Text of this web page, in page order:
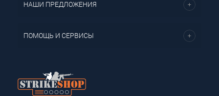
НАШИ ПРЕДЛОЖЕНИЯ
ПОМОЩЬ И СЕРВИСЫ